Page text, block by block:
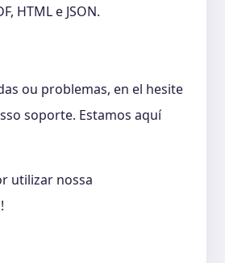
HTML e JSON.
ou problemas, en el hesite
soporte. Estamos aquí
utilizar nossa